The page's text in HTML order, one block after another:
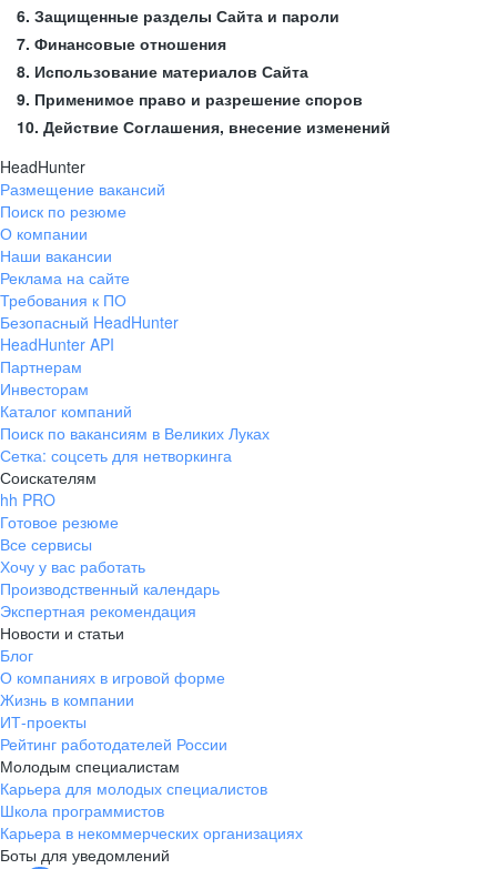
6. Защищенные разделы Сайта и пароли
7. Финансовые отношения
8. Использование материалов Сайта
9. Применимое право и разрешение споров
10. Действие Соглашения, внесение изменений
HeadHunter
Размещение вакансий
Поиск по резюме
О компании
Наши вакансии
Реклама на сайте
Требования к ПО
Безопасный HeadHunter
HeadHunter API
Партнерам
Инвесторам
Каталог компаний
Поиск по вакансиям в Великих Луках
Сетка: соцсеть для нетворкинга
Соискателям
hh PRO
Готовое резюме
Все сервисы
Хочу у вас работать
Производственный календарь
Экспертная рекомендация
Новости и статьи
Блог
О компаниях в игровой форме
Жизнь в компании
ИТ-проекты
Рейтинг работодателей России
Молодым специалистам
Карьера для молодых специалистов
Школа программистов
Карьера в некоммерческих организациях
Боты для уведомлений